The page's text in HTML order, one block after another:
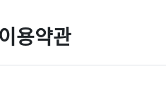
용약관